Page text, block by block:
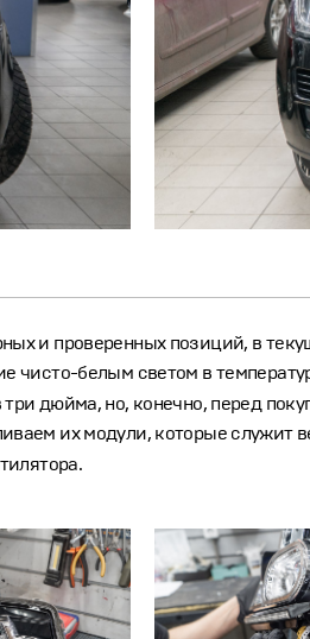
и проверенных позиций, в
чисто-белым светом в
дюйма, но, конечно, перед
их модули, которые служит